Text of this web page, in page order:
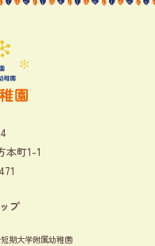
本町1-1
プ
期大学附属幼稚園